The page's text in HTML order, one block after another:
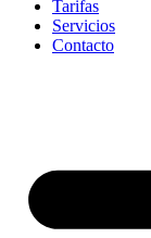
Tarifas
Servicios
Contacto